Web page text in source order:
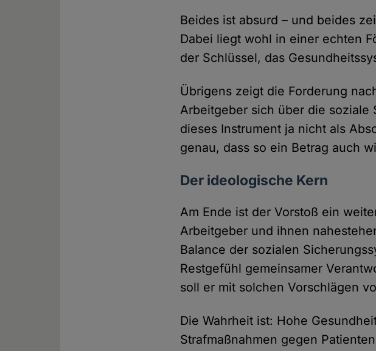
Beides ist absurd – und beides
Dabei liegt wohl in einer echten
der Schlüssel, das
Übrigens zeigt die Forderung
Arbeitgeber sich über die soziale
dieses Instrument ja nicht als
genau, dass so ein Betrag auch
Der ideologische Kern
Am Ende ist der Vorstoß ein
Arbeitgeber und ihnen
Balance der sozialen
Restgefühl gemeinsamer
soll er mit solchen Vorschlägen
Die Wahrheit ist: Hohe
Strafmaßnahmen gegen